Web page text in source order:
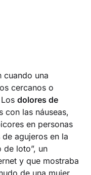
cuando una
cercanos o
Losdolores de
con las náuseas,
en personas
agujeros en la
de loto”, un
y que mostraba
de una mujer.